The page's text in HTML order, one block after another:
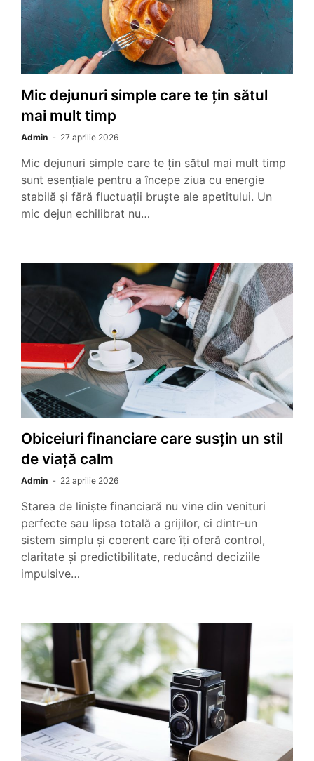
Mic dejunuri simple care te țin sătul
mai mult timp
Admin 27 aprilie 2026
Mic dejunuri simple care te țin sătul mai mult timp
sunt esențiale pentru a începe ziua cu energie
stabilă și fără fluctuații bruște ale apetitului. Un
mic dejun echilibrat nu…
Obiceiuri financiare care susțin un stil
de viață calm
Admin 22 aprilie 2026
Starea de liniște financiară nu vine din venituri
perfecte sau lipsa totală a grijilor, ci dintr-un
sistem simplu și coerent care îți oferă control,
claritate și predictibilitate, reducând deciziile
impulsive…